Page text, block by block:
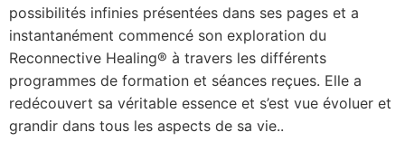
possibilités infinies présentées dans ses pages et a
instantanément commencé son exploration du
Reconnective Healing® à travers les différents
programmes de formation et séances reçues. Elle a
redécouvert sa véritable essence et s’est vue évoluer et
grandir dans tous les aspects de sa vie..